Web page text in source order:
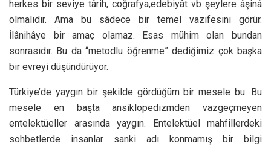
herkes bir seviye târih, coğrafya,edebiyât vb şeylere âşinâ
olmalıdır. Ama bu sâdece bir temel vazifesini görür.
İlânihâye bir amaç olamaz. Esas mühim olan bundan
sonrasıdır. Bu da “metodlu öğrenme” dediğimiz çok başka
bir evreyi düşündürüyor.
Türkiye’de yaygın bir şekilde gördüğüm bir mesele bu. Bu
mesele en başta ansiklopedizmden vazgeçmeyen
entelektüeller arasında yaygın. Entelektüel mahfillerdeki
sohbetlerde insanlar sanki adı konmamış bir bilgi